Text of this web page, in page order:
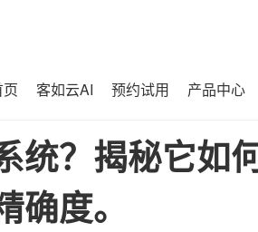
客如云AI 预约试用 产品中心
统？揭秘它如
度。